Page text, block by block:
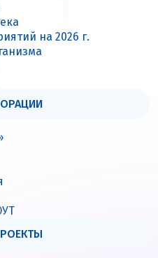
на 2026 г.